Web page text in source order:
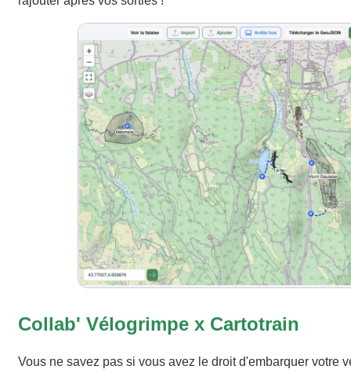
Collab' Vélogrimpe x Cartotrain
Vous ne savez pas si vous avez le droit d'embarquer votre